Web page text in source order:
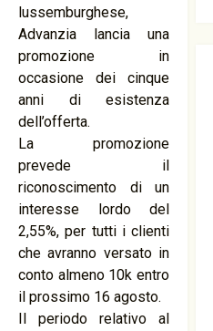
lussemburghese,
Advanzia lancia una
promozione in
occasione dei cinque
anni di esistenza
dell’offerta.
La promozione
prevede il
riconoscimento di un
interesse lordo del
2,55%, per tutti i clienti
che avranno versato in
conto almeno 10k entro
il prossimo 16 agosto.
Il periodo relativo al